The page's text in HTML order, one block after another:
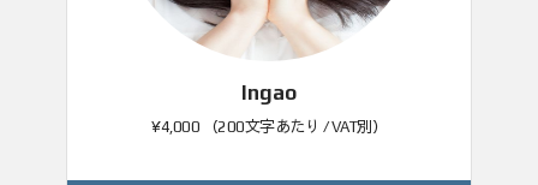
Ingao
¥4,000 （200文字あたり / VAT別）